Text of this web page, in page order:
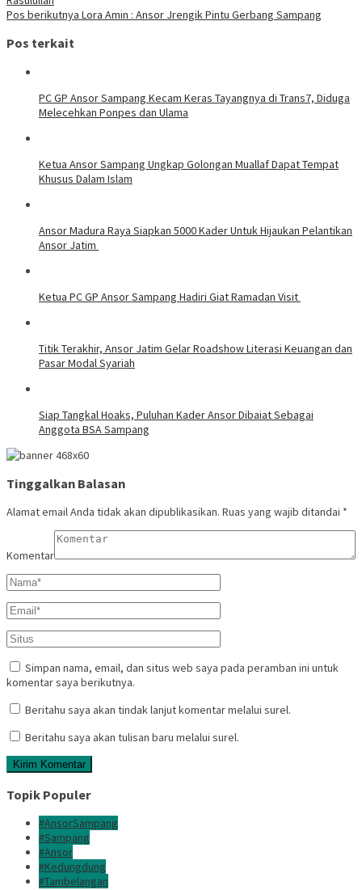
Pos berikutnya Lora Amin : Ansor Jrengik Pintu Gerbang Sampang
Pos terkait
PC GP Ansor Sampang Kecam Keras Tayangnya di Trans7, Diduga
Melecehkan Ponpes dan Ulama
Ketua Ansor Sampang Ungkap Golongan Muallaf Dapat Tempat
Khusus Dalam Islam
Ansor Madura Raya Siapkan 5000 Kader Untuk Hijaukan Pelantikan
Ansor Jatim
Ketua PC GP Ansor Sampang Hadiri Giat Ramadan Visit
Titik Terakhir, Ansor Jatim Gelar Roadshow Literasi Keuangan dan
Pasar Modal Syariah
Siap Tangkal Hoaks, Puluhan Kader Ansor Dibaiat Sebagai
Anggota BSA Sampang
Tinggalkan Balasan
Alamat email Anda tidak akan dipublikasikan. Ruas yang wajib ditandai *
Komentar
Simpan nama, email, dan situs web saya pada peramban ini untuk
komentar saya berikutnya.
Beritahu saya akan tindak lanjut komentar melalui surel.
Beritahu saya akan tulisan baru melalui surel.
Topik Populer
#AnsorSampang
#Sampang
#Ansor
#Kedungdung
#Tambelangan